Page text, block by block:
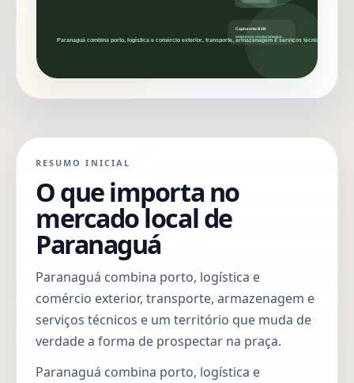
RESUMO INICIAL
O que importa no
mercado local de
Paranaguá
Paranaguá combina porto, logística e
comércio exterior, transporte, armazenagem e
serviços técnicos e um território que muda de
verdade a forma de prospectar na praça.
Paranaguá combina porto, logística e